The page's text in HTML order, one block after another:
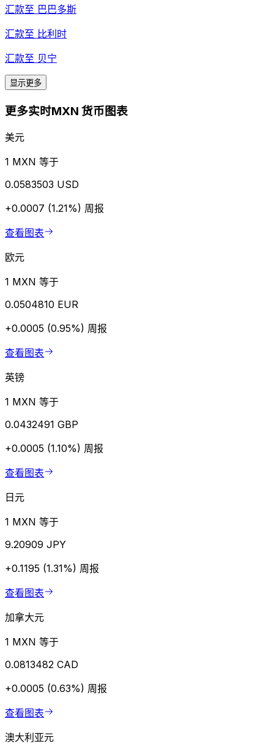
汇款至 巴巴多斯
汇款至 比利时
汇款至 贝宁
显示更多
更多实时MXN 货币图表
美元
1 MXN 等于
0.0583503 USD
+0.0007 (1.21%) 周报
查看图表
欧元
1 MXN 等于
0.0504810 EUR
+0.0005 (0.95%) 周报
查看图表
英镑
1 MXN 等于
0.0432491 GBP
+0.0005 (1.10%) 周报
查看图表
日元
1 MXN 等于
9.20909 JPY
+0.1195 (1.31%) 周报
查看图表
加拿大元
1 MXN 等于
0.0813482 CAD
+0.0005 (0.63%) 周报
查看图表
澳大利亚元